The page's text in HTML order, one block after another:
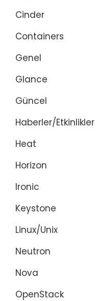
Cinder
Containers
Genel
Glance
Güncel
Haberler/Etkinlikler
Heat
Horizon
Ironic
Keystone
Linux/Unix
Neutron
Nova
OpenStack